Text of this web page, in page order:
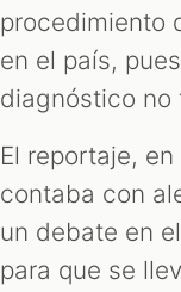
procedimiento
en el país,
diagnóstico no
El reportaje,
contaba con
un debate en
para que se